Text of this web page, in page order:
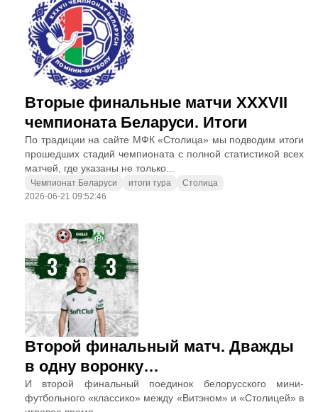
Вторые финальные матчи XXXVII
чемпионата Беларуси. Итоги
По традиции на сайте МФК «Столица» мы подводим итоги
прошедших стадий чемпионата с полной статистикой всех
матчей, где указаны не только...
Чемпионат Беларуси итоги тура
Столица
2026-06-21 09:52:46
Второй финальный матч. Дважды
в одну воронку…
И второй финальный поединок белорусского мини-
футбольного «классико» между «Витэном» и «Столицей» в